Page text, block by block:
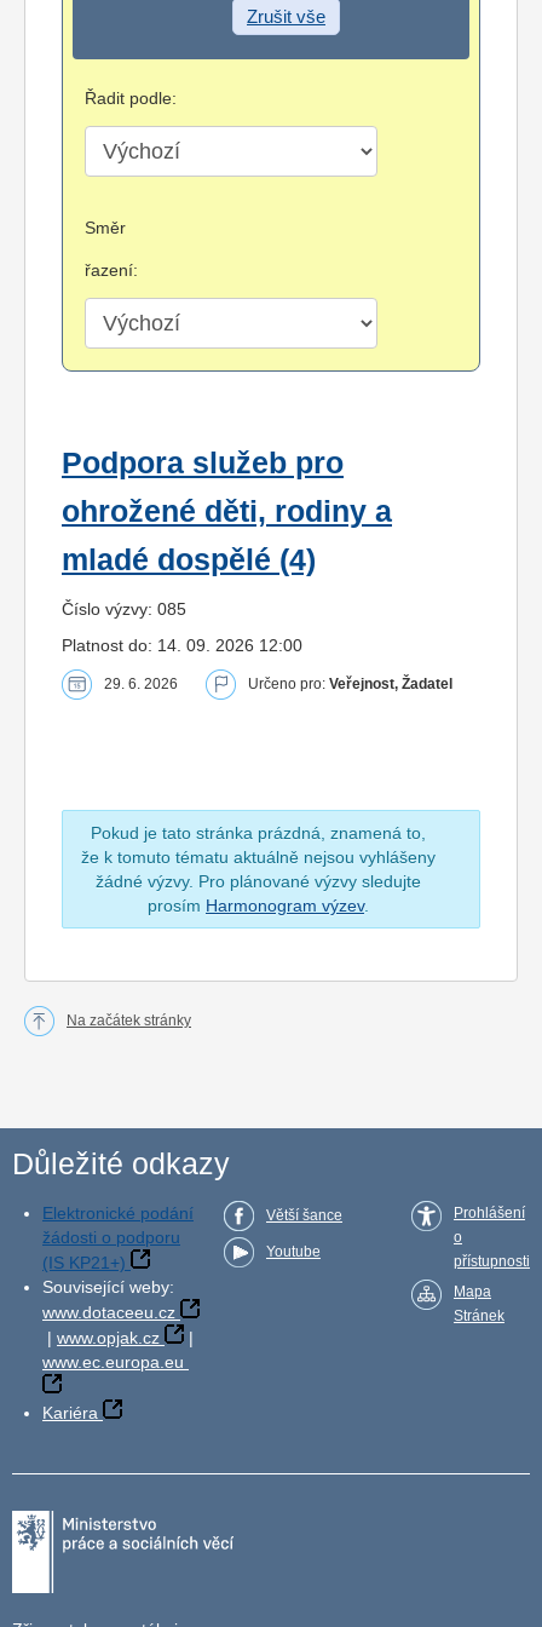
Zrušit vše
Řadit podle:
Směr
řazení:
Podpora služeb pro
ohrožené děti, rodiny a
mladé dospělé (4)
Číslo výzvy: 085
Platnost do: 14. 09. 2026 12:00
29. 6. 2026 Určeno pro: Veřejnost, Žadatel
Pokud je tato stránka prázdná, znamená to,
že k tomuto tématu aktuálně nejsou vyhlášeny
žádné výzvy. Pro plánované výzvy sledujte
prosím Harmonogram výzev.
Na začátek stránky
Důležité odkazy
Elektronické podání
žádosti o podporu
(IS KP21+)
Související weby:
www.dotaceeu.cz
| www.opjak.cz
|
www.ec.europa.eu
Kariéra
Větší šance
Youtube
Prohlášení
o
přístupnosti
Mapa
Stránek